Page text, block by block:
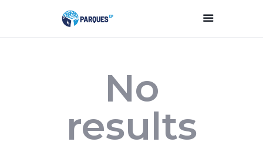
Parques Y Plazas
Participación
Ciudadana
Planificación
No
results